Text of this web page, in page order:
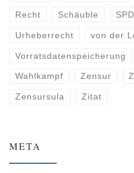
Recht Schäuble SPD
Urheberrecht von der
Vorratsdatenspeicherung
Wahlkampf Zensur
Zensursula Zitat
META